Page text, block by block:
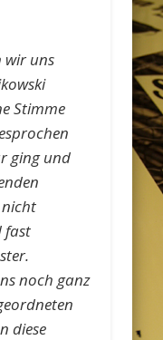
wir uns
Stimme
ging und
nicht
fast
noch ganz
diese